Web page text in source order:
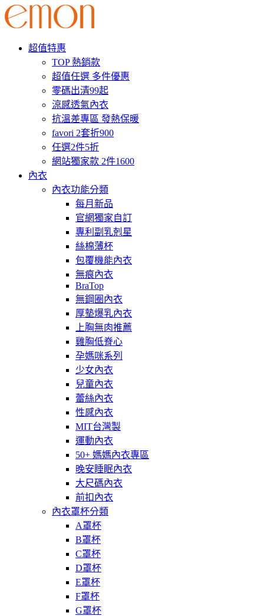
超值特惠
TOP 熱銷款
超值任選 多件優惠
零碼出清99起
涼感透氣內衣
抗溫差專區 發熱保暖
favori 2套折900
任選2件5折
網站獨家款 2件1600
內衣
內衣功能分類
每月新品
官網獨家自訂
專利副乳剋星
絲棉薄杯
包覆機能內衣
無痕內衣
BraTop
無鋼圈內衣
厚墊爆乳內衣
上胸無肉推薦
雞胸低脊心
孕媽咪系列
少女內衣
兒童內衣
蕾絲內衣
性感內衣
MIT台灣製
運動內衣
50+ 媽媽內衣專區
晚安睡眠內衣
大尺碼內衣
前扣內衣
內衣罩杯分類
A罩杯
B罩杯
C罩杯
D罩杯
E罩杯
F罩杯
G罩杯